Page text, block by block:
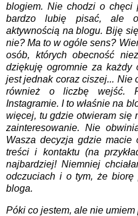
blogiem. Nie chodzi o chęci
bardzo lubię pisać, ale
aktywnością na blogu. Biję
nie? Ma to w ogóle sens?
osób, których obecność
dziękuję ogromnie za każdy
jest jednak coraz ciszej... Nie
również o liczbę wejść.
Instagramie. I to właśnie na
więcej, tu gdzie otwieram się
zainteresowanie. Nie
Wasza decyzja gdzie macie
treści i kontaktu (na
najbardziej! Niemniej
odczuciach i o tym, że biorę
bloga.
Póki co jestem, ale nie